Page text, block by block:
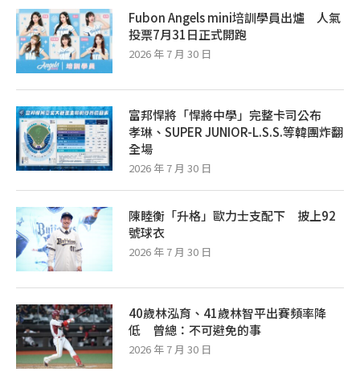
Fubon Angels mini培訓學員出爐 人氣
投票7月31日正式開跑
2026 年 7 月 30 日
富邦悍將「悍將中學」完整卡司公布
孝琳、SUPER JUNIOR-L.S.S.等韓團炸翻
全場
2026 年 7 月 30 日
陳睦衡「升格」歐力士支配下 披上92
號球衣
2026 年 7 月 30 日
40歲林泓育、41歲林智平出賽頻率降
低 曾總：不可避免的事
2026 年 7 月 30 日